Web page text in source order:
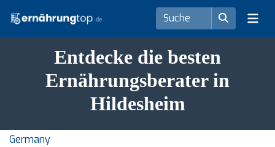
Entdecke die besten
Ernährungsberater in
Hildesheim
Germany